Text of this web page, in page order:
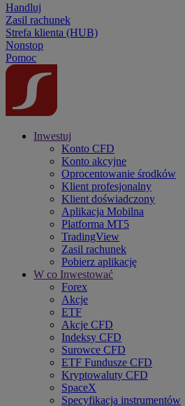
Handluj
Zasil rachunek
Strefa klienta (HUB)
Nonstop
Pomoc
Inwestuj
Konto CFD
Konto akcyjne
Oprocentowanie środków
Klient profesjonalny
Klient doświadczony
Aplikacja Mobilna
Platforma MT5
TradingView
Zasil rachunek
Pobierz aplikację
W co Inwestować
Forex
Akcje
ETF
Akcje CFD
Indeksy CFD
Surowce CFD
ETF Fundusze CFD
Kryptowaluty CFD
SpaceX
Specyfikacja instrumentów